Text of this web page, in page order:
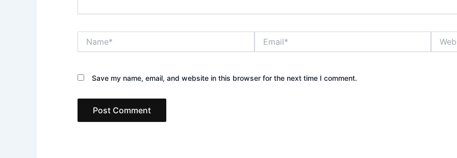
Save my name, email, and website in this browser for the next time I comment.